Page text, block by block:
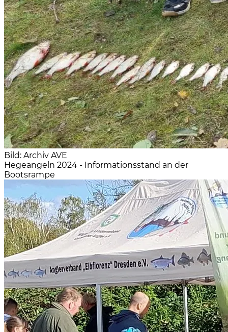
Bild: Archiv AVE
Hegeangeln 2024 - Informationsstand an der
Bootsrampe